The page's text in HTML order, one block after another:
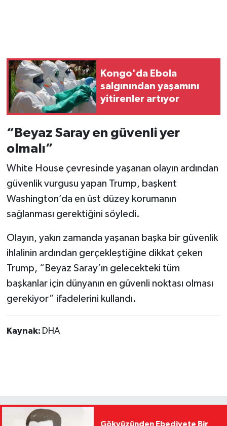
Kongo'da Ebola
salgınından yaşamını
yitirenler artıyor
“Beyaz Saray en güvenli yer
olmalı”
White House çevresinde yaşanan olayın ardından
güvenlik vurgusu yapan Trump, başkent
Washington’da en üst düzey korumanın
sağlanması gerektiğini söyledi.
Olayın, yakın zamanda yaşanan başka bir güvenlik
ihlalinin ardından gerçekleştiğine dikkat çeken
Trump, “Beyaz Saray’ın gelecekteki tüm
başkanlar için dünyanın en güvenli noktası olması
gerekiyor” ifadelerini kullandı.
Kaynak: DHA
Gökyüzünden Ebediyete Bir